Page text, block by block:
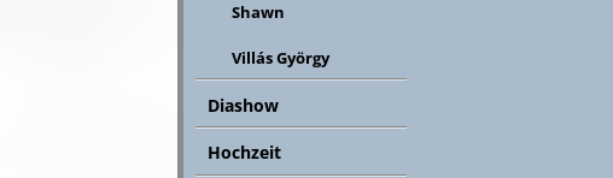
Shawn
Villás György
Diashow
Hochzeit